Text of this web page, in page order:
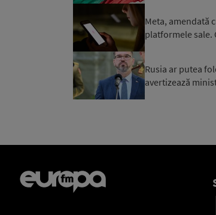
Meta, amendată
platformele sale.
Rusia ar putea
avertizează